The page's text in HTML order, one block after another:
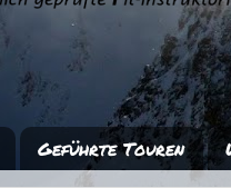
Geführte Touren